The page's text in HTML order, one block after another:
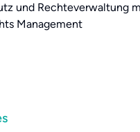
und Rechteverwaltung
Management